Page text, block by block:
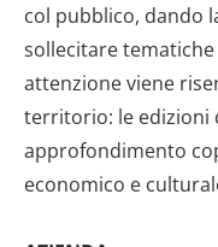
col pubblico, dando
sollecitare
attenzione viene
territorio: le edizioni
approfondimento
economico e